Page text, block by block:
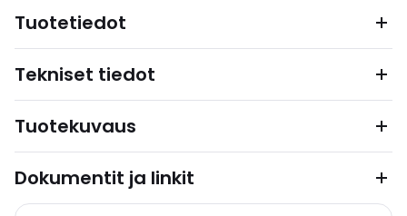
Tuotetiedot
Tekniset tiedot
Tuotekuvaus
Dokumentit ja linkit